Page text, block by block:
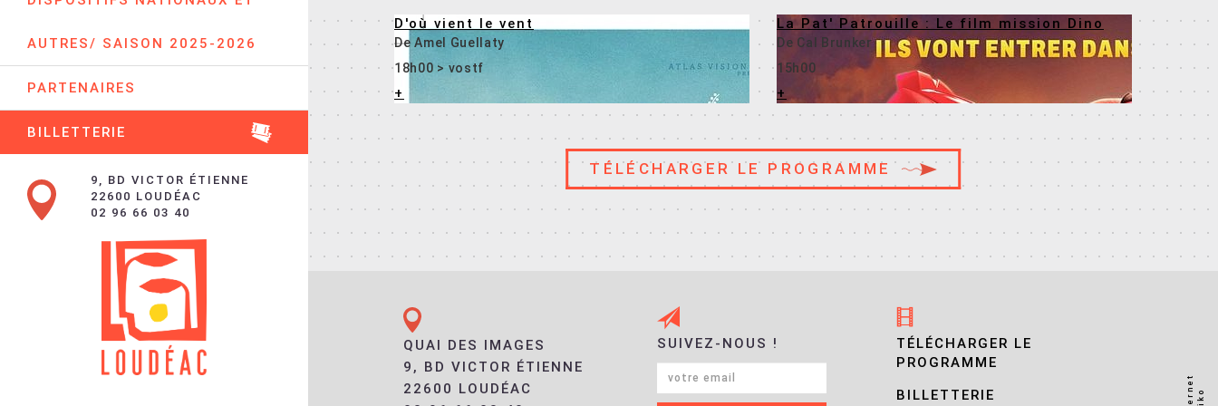
AUTRES/ SAISON 2025-2026
PARTENAIRES
BILLETTERIE
9, BD VICTOR ÉTIENNE
22600 LOUDÉAC
02 96 66 03 40
D'où vient le vent
De Amel Guellaty
18h00 > vostf
+
La Pat' Patrouille : Le film mission Dino
De Cal Brunker
15h00
+
TÉLÉCHARGER LE PROGRAMME
QUAI DES IMAGES
9, BD VICTOR ÉTIENNE
22600 LOUDÉAC
SUIVEZ-NOUS !
TÉLÉCHARGER LE
PROGRAMME
BILLETTERIE